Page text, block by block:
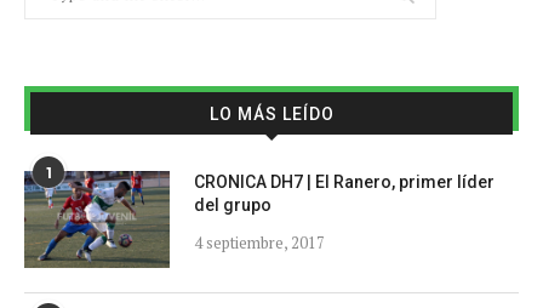
LO MÁS LEÍDO
1
CRONICA DH7 | El Ranero, primer líder
del grupo
4 septiembre, 2017